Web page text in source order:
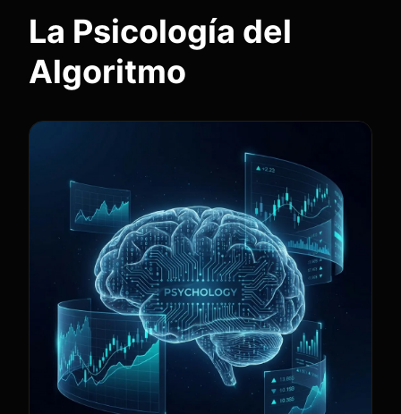
La Psicología del
Algoritmo